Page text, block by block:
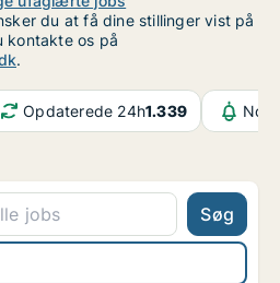
du at få dine stillinger vist på
kontakte os på
.
Opdaterede 24h1.339
Søg